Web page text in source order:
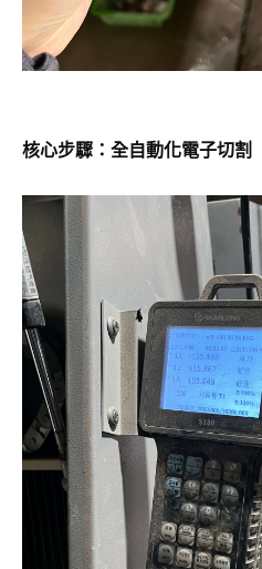
核心步驟：全自動化電子切割